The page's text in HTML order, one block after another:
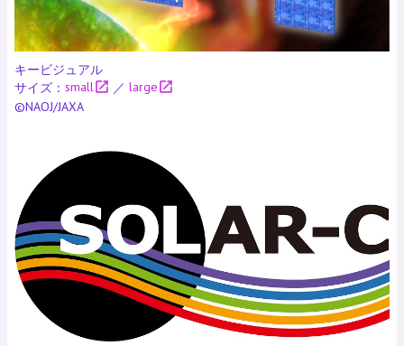
キービジュアル
サイズ： smallopen_in_new ／ largeopen_in_new
©NAOJ/JAXA